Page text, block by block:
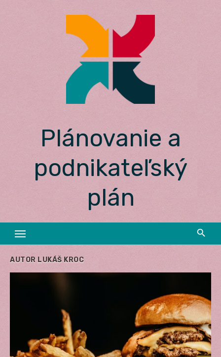
Plánovanie a
podnikateľský
plán
AUTOR LUKÁŠ KROC